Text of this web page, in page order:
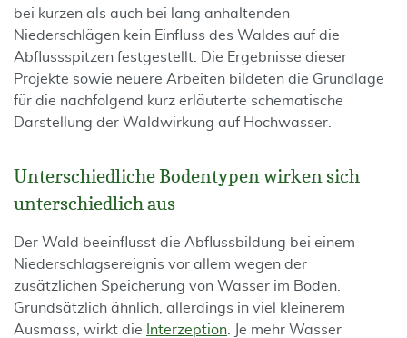
bei kurzen als auch bei lang anhaltenden
Niederschlägen kein Einfluss des Waldes auf die
Abflussspitzen festgestellt. Die Ergebnisse dieser
Projekte sowie neuere Arbeiten bildeten die Grundlage
für die nachfolgend kurz erläuterte schematische
Darstellung der Waldwirkung auf Hochwasser.
Unterschiedliche Bodentypen wirken sich
unterschiedlich aus
Der Wald beeinflusst die Abflussbildung bei einem
Niederschlagsereignis vor allem wegen der
zusätzlichen Speicherung von Wasser im Boden.
Grundsätzlich ähnlich, allerdings in viel kleinerem
Ausmass, wirkt die
Interzeption . Je mehr Wasser